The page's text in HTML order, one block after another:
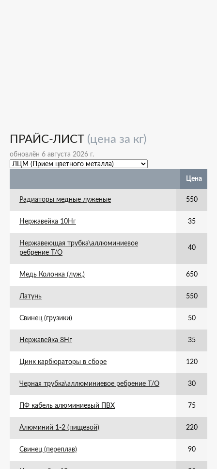
ПРАЙС-ЛИСТ (цена за кг)
обновлён 6 августа 2026 г.
Цена
Радиаторы медные луженые 550
Нержавейка 10Нг 35
Нержавеющая трубка\аллюминиевое
ребрение Т/О
40
Медь Колонка (луж.) 650
Латунь 550
Свинец (грузики) 50
Нержавейка 8Нг 35
Цинк карбюраторы в сборе 120
Черная трубка\аллюминиевое ребрение Т/О 30
ПФ кабель алюминиевый ПВХ 75
Алюминий 1-2 (пищевой) 220
Свинец (переплав) 90